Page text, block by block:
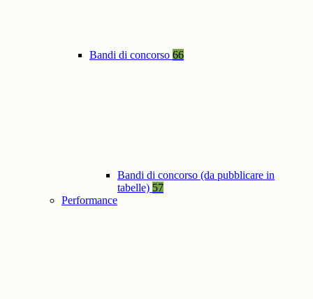
Bandi di concorso 66
Bandi di concorso (da pubblicare in
tabelle) 57
Performance